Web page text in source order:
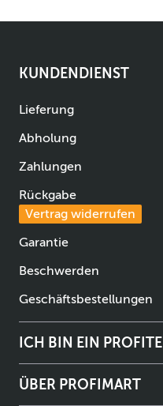
KUNDENDIENST
Lieferung
Abholung
Zahlungen
Rückgabe
Vertrag widerrufen
Garantie
Beschwerden
Geschäftsbestellungen
ICH BIN EIN
ÜBER PROFIMART